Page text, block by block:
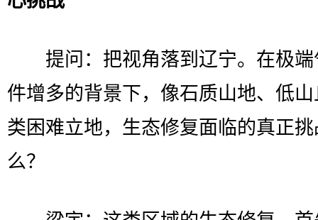
提问：把视角落到辽宁。在极端
件增多的背景下，像石质山地、低
类困难立地，生态修复面临的真正
么？